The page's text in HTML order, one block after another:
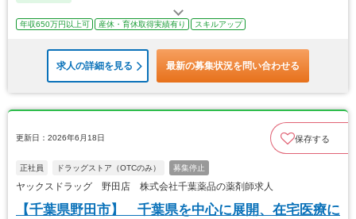
年収650万円以上可 産休・育休取得実績有り スキルアップ
求人の詳細を見る 最新の募集状況を問い合わせる
更新日：2026年6月18日 保存する
正社員 ドラッグストア（OTCのみ） 募集停止
ヤックスドラッグ 野田店 株式会社千葉薬品の薬剤師求人
【千葉県野田市】 千葉県を中心に展開、在宅医療に